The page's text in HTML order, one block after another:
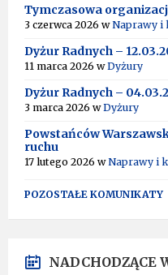
Tymczasowa
3 czerwca 2026 wNaprawy i
Dyżur Radnych –
11 marca 2026 wDyżury
Dyżur Radnych –
3 marca 2026 wDyżury
Powstańców
ruchu
17 lutego 2026 wNaprawy i
POZOSTAŁE KOMUNIKATY
NADCHODZĄCE